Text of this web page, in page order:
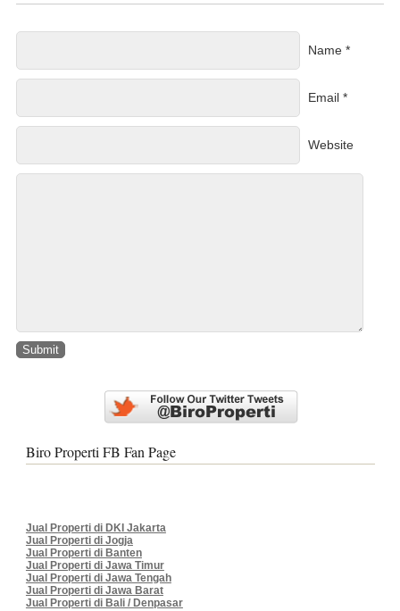
Name *
Email *
Website
Biro Properti FB Fan Page
Jual Properti di DKI Jakarta
Jual Properti di Jogja
Jual Properti di Banten
Jual Properti di Jawa Timur
Jual Properti di Jawa Tengah
Jual Properti di Jawa Barat
Jual Properti di Bali / Denpasar